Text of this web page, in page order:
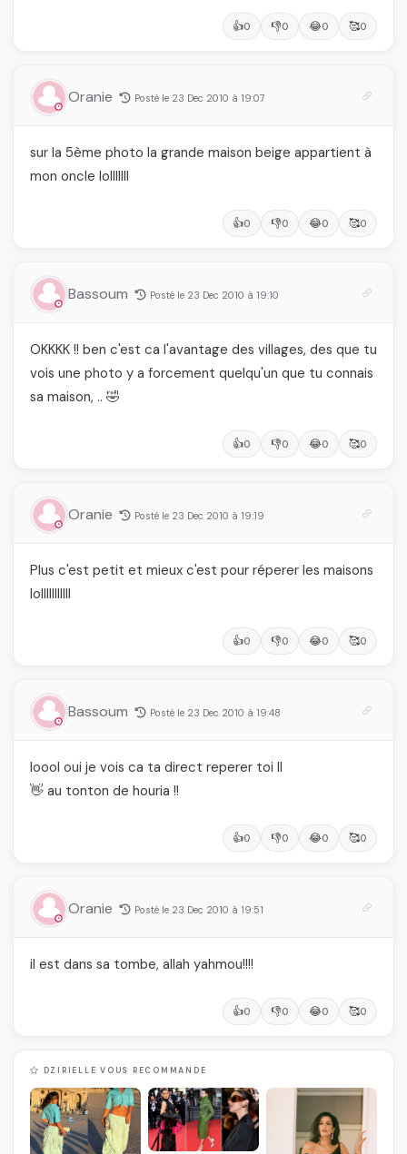
👍0 👎0 😂0 🥰0
Oranie Posté le 23 Dec 2010 à 19:07
sur la 5ème photo la grande maison beige appartient à
mon oncle lolllllll
👍0 👎0 😂0 🥰0
Bassoum Posté le 23 Dec 2010 à 19:10
OKKKK !! ben c'est ca l'avantage des villages, des que tu
vois une photo y a forcement quelqu'un que tu connais
sa maison, .. 🤣
👍0 👎0 😂0 🥰0
Oranie Posté le 23 Dec 2010 à 19:19
Plus c'est petit et mieux c'est pour réperer les maisons
lolllllllllll
👍0 👎0 😂0 🥰0
Bassoum Posté le 23 Dec 2010 à 19:48
loool oui je vois ca ta direct reperer toi ll
👋 au tonton de houria !!
👍0 👎0 😂0 🥰0
Oranie Posté le 23 Dec 2010 à 19:51
il est dans sa tombe, allah yahmou!!!!
👍0 👎0 😂0 🥰0
DZIRIELLE VOUS RECOMMANDE